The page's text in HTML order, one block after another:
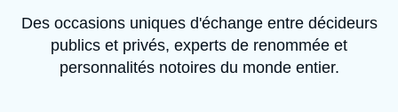
Des occasions uniques d'échange entre décideurs
publics et privés, experts de renommée et
personnalités notoires du monde entier.